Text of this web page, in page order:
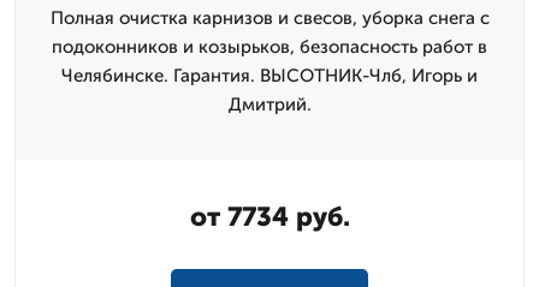
Полная очистка карнизов и свесов, уборка снега с
подоконников и козырьков, безопасность работ в
Челябинске. Гарантия. ВЫСОТНИК-Члб, Игорь и
Дмитpий.
от 7734 руб.